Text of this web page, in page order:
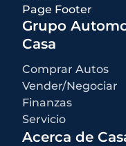
transporte de fábrica y
cuales todos los
descuentos o incentivos
incentivos y precios están
del fabricante.
Qué no está incluido
Todos los precios
seleccionado por el
concesionario de $499
impuestos estatales y
Page Footer
Grupo
Casa
Comprar Autos
Vender/Negociar
Finanzas
Servicio
Acerca de